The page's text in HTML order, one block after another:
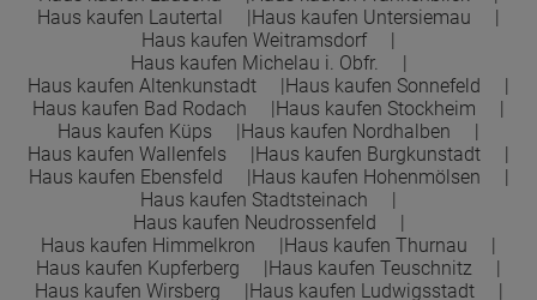
Haus kaufen Lautertal
Haus kaufen Untersiemau
Haus kaufen Weitramsdorf
Haus kaufen Michelau i. Obfr.
Haus kaufen Altenkunstadt
Haus kaufen Sonnefeld
Haus kaufen Bad Rodach
Haus kaufen Stockheim
Haus kaufen Küps
Haus kaufen Nordhalben
Haus kaufen Wallenfels
Haus kaufen Burgkunstadt
Haus kaufen Ebensfeld
Haus kaufen Hohenmölsen
Haus kaufen Stadtsteinach
Haus kaufen Neudrossenfeld
Haus kaufen Himmelkron
Haus kaufen Thurnau
Haus kaufen Kupferberg
Haus kaufen Teuschnitz
Haus kaufen Wirsberg
Haus kaufen Ludwigsstadt